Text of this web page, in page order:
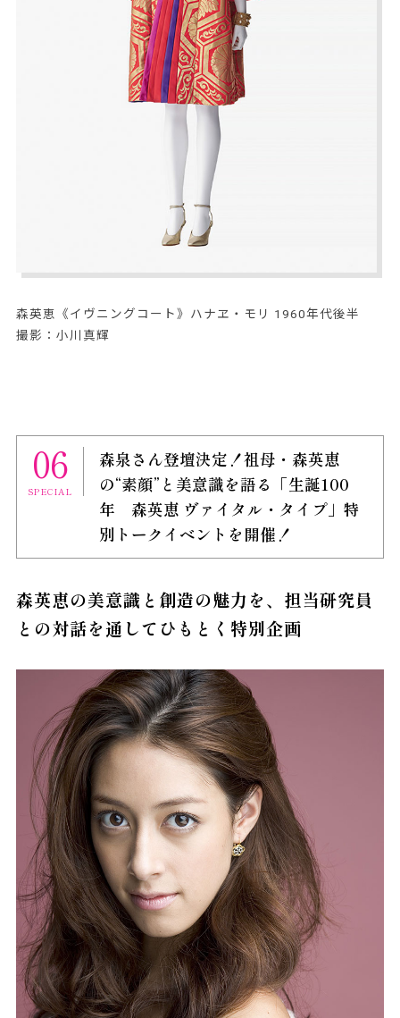
森英恵《イヴニングコート》ハナヱ・モリ 1960年代後半
撮影：小川真輝
06
SPECIAL
森泉さん登壇決定！祖母・森英恵
の“素顔”と美意識を語る「生誕100
年 森英恵 ヴァイタル・タイプ」特
別トークイベントを開催！
森英恵の美意識と創造の魅力を、担当研究員
との対話を通してひもとく特別企画